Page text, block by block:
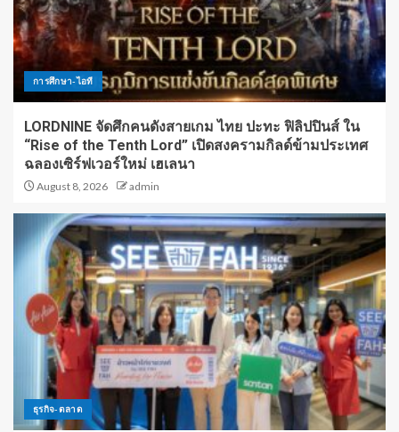
การศึกษา-ไอที
LORDNINE จัดศึกคนดังสายเกม ไทย ปะทะ ฟิลิปปินส์ ใน
“Rise of the Tenth Lord” เปิดสงครามกิลด์ข้ามประเทศ
ฉลองเซิร์ฟเวอร์ใหม่ เฮเลนา
August 8, 2026 admin
ธุรกิจ-ตลาด